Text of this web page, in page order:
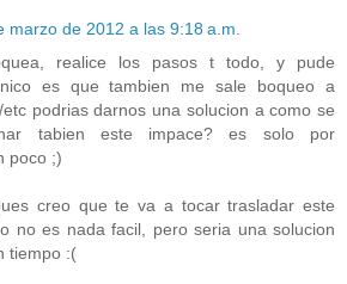
marzo de 2012 a las 9:18 a.m.
realice los pasos t todo, y pude
es que tambien me sale boqueo a
podrias darnos una solucion a como se
tabien este impace? es solo por
poco ;)
creo que te va a tocar trasladar este
no es nada facil, pero seria una solucion
tiempo :(